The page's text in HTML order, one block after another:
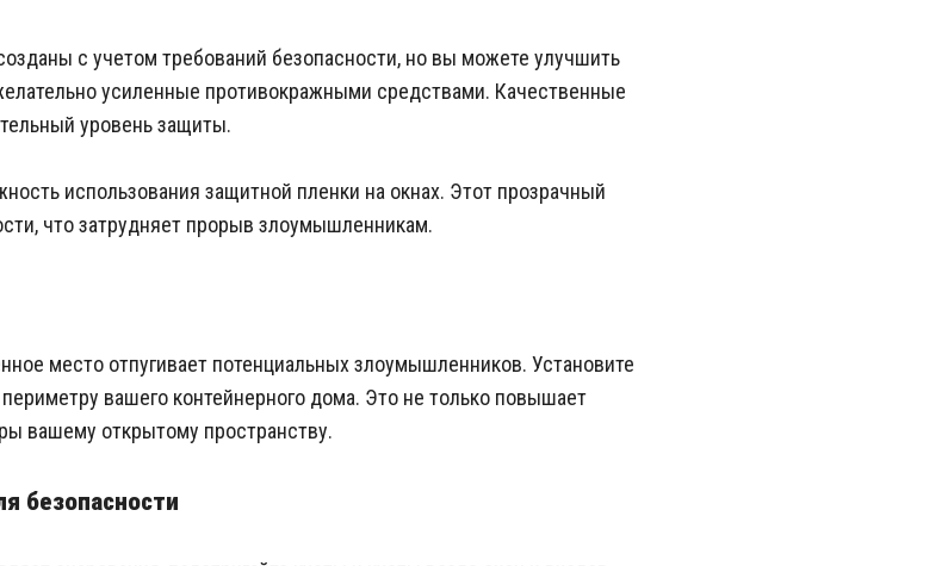
с учетом требований безопасности, но вы можете улучшить
усиленные противокражными средствами. Качественные
уровень защиты.
использования защитной пленки на окнах. Этот прозрачный
что затрудняет прорыв злоумышленникам.
место отпугивает потенциальных злоумышленников. Установите
вашего контейнерного дома. Это не только повышает
вашему открытому пространству.
безопасности